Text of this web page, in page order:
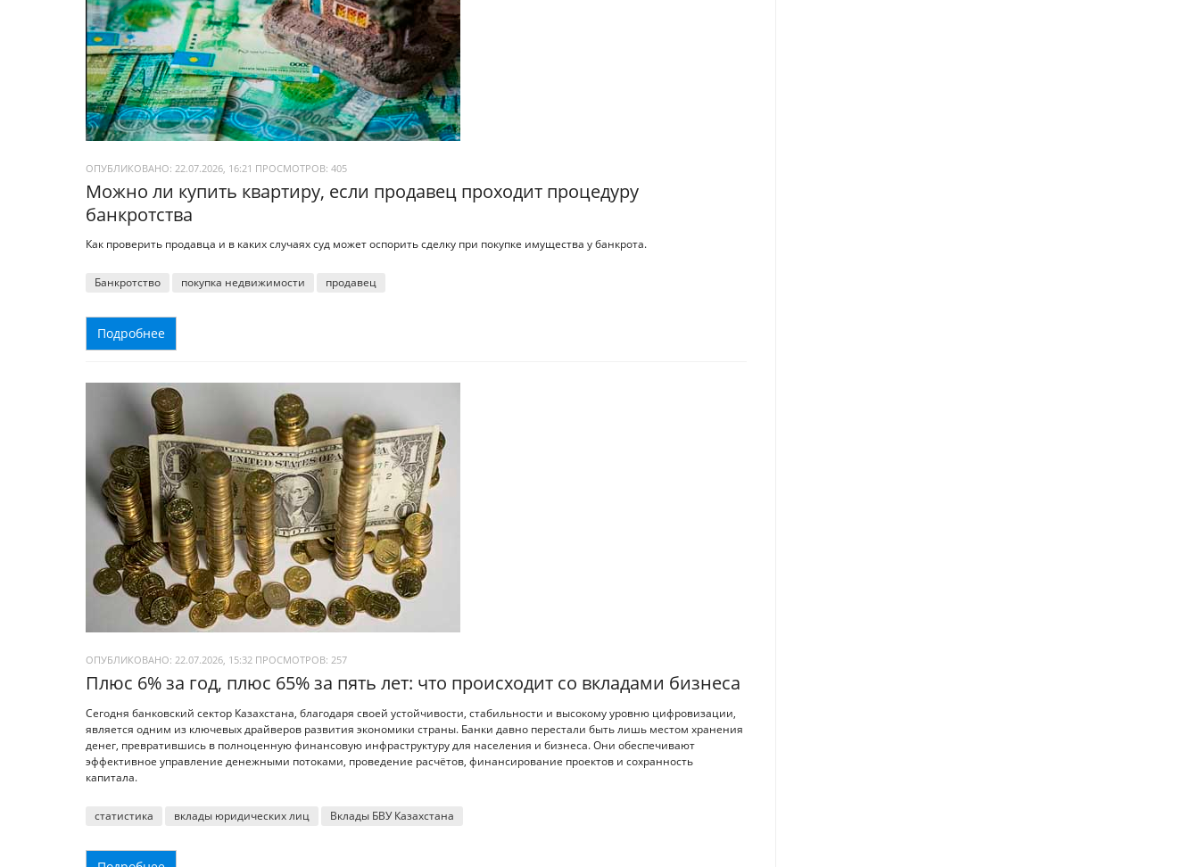
ОПУБЛИКОВАНО: 22.07.2026, 16:21 ПРОСМОТРОВ: 405
Можно ли купить квартиру, если продавец проходит процедуру
банкротства
Как проверить продавца и в каких случаях суд может оспорить сделку при покупке имущества у банкрота.
Банкротство покупка недвижимости продавец
Подробнее
ОПУБЛИКОВАНО: 22.07.2026, 15:32 ПРОСМОТРОВ: 257
Плюс 6% за год, плюс 65% за пять лет: что происходит со вкладами бизнеса
Сегодня банковский сектор Казахстана, благодаря своей устойчивости, стабильности и высокому уровню цифровизации,
является одним из ключевых драйверов развития экономики страны. Банки давно перестали быть лишь местом хранения
денег, превратившись в полноценную финансовую инфраструктуру для населения и бизнеса. Они обеспечивают
эффективное управление денежными потоками, проведение расчётов, финансирование проектов и сохранность
капитала.
статистика вклады юридических лиц Вклады БВУ Казахстана